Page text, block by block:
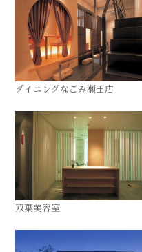
ダイニングなごみ瀬田店
双葉美容室